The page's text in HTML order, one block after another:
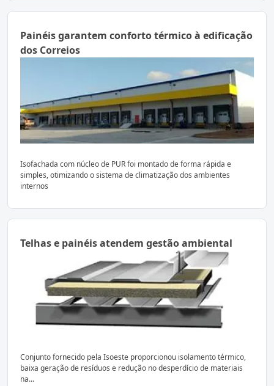
Painéis garantem conforto térmico à edificação
dos Correios
Isofachada com núcleo de PUR foi montado de forma rápida e
simples, otimizando o sistema de climatização dos ambientes
internos
Telhas e painéis atendem gestão ambiental
Conjunto fornecido pela Isoeste proporcionou isolamento térmico,
baixa geração de resíduos e redução no desperdício de materiais
na...